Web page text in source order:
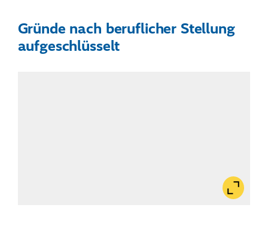
Gründe nach beruflicher Stellung
aufgeschlüsselt
Bild
vergrößert